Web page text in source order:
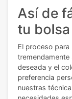
Así de
tu
El proceso para
tremendamente
deseada y el
preferencia
nuestras